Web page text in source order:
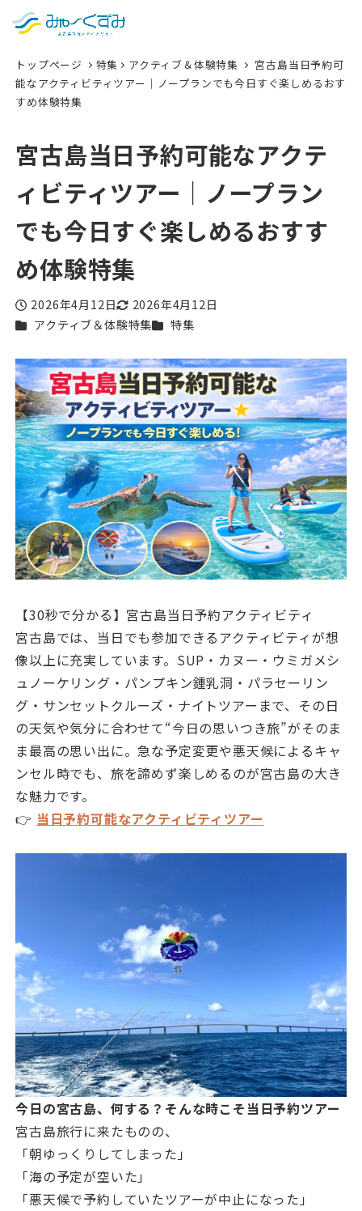
English
検索
トップページ 特集 アクティブ＆体験特集
宮古島当日予約可
能なアクティビティツアー｜ノープランでも今日すぐ楽しめるおす
すめ体験特集
宮古島当日予約可能なアクテ
ィビティツアー｜ノープラン
でも今日すぐ楽しめるおすす
め体験特集
投稿日
2026年4月12日
更新日
2026年4月12日
カテゴリー
アクティブ＆体験特集カテゴリー
特集
【30秒で分かる】宮古島当日予約アクティビティ
宮古島では、当日でも参加できるアクティビティが想
像以上に充実しています。SUP・カヌー・ウミガメシ
ュノーケリング・パンプキン鍾乳洞・パラセーリン
グ・サンセットクルーズ・ナイトツアーまで、その日
の天気や気分に合わせて“今日の思いつき旅”がそのま
ま最高の思い出に。急な予定変更や悪天候によるキャ
ンセル時でも、旅を諦めず楽しめるのが宮古島の大き
な魅力です。
👉 当日予約可能なアクティビティツアー
今日の宮古島、何する？そんな時こそ当日予約ツアー
宮古島旅行に来たものの、
「朝ゆっくりしてしまった」
「海の予定が空いた」
「悪天候で予約していたツアーが中止になった」